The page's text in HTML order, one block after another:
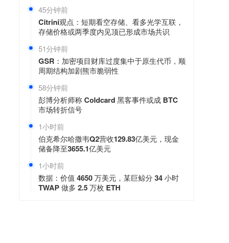
45分钟前
Citrini观点：短期看空存储、看多光学互联，
存储价格或两季度内见顶已形成市场共识
51分钟前
GSR：加密项目财库过度集中于原生代币，顺
周期结构加剧熊市脆弱性
58分钟前
彭博分析师称 Coldcard 黑客事件或成 BTC
市场转折信号
1小时前
伯克希尔哈撒韦Q2营收129.83亿美元，现金
储备降至3655.1亿美元
1小时前
数据：价值 4650 万美元，某巨鲸分 34 小时
TWAP 做多 2.5 万枚 ETH